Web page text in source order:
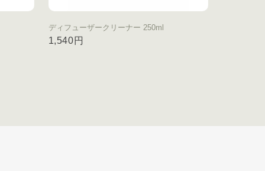
ディフューザークリーナー 250ml
1,540円